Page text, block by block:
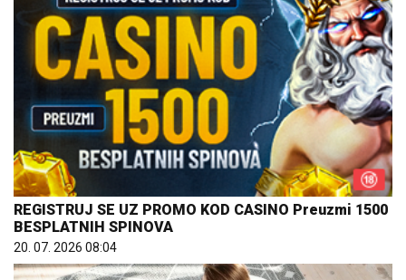
REGISTRUJ SE UZ PROMO KOD CASINO Preuzmi 1500
BESPLATNIH SPINOVA
20. 07. 2026 08:04